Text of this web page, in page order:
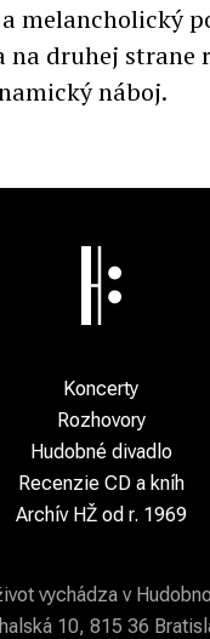
melancholický
na druhej strane
náboj.
Koncerty
Rozhovory
Hudobné divadlo
Recenzie CD a kníh
Archív HŽ od r. 1969
vychádza v
10, 815 36